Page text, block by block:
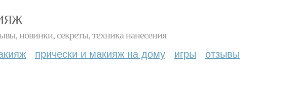
новинки, секреты, техника нанесения
прически и макияж на дому игры отзывы